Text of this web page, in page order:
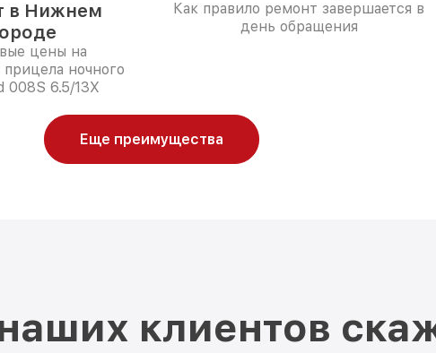
в Нижнем
цены на
ночного
008S 6.5/13X
Как правило ремонт завершается в
день обращения
Еще преимущества
клиентов